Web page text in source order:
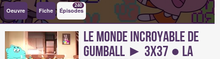
Oeuvre Fiche Épisodes
240
Le Monde incroyable de
Gumball ► 3x37 ● La